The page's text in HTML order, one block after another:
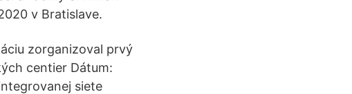
v Bratislave.
zorganizoval prvý
centier Dátum:
siete